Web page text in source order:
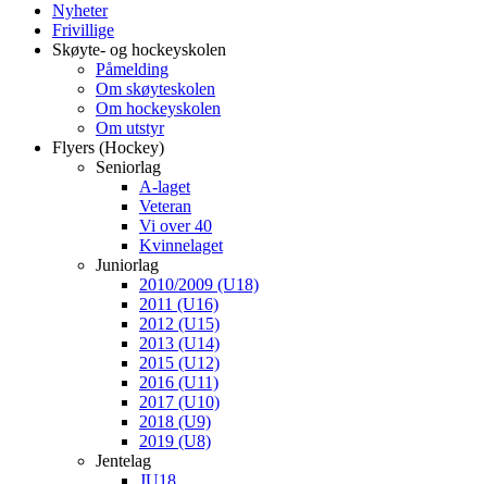
Nyheter
Frivillige
Skøyte- og hockeyskolen
Påmelding
Om skøyteskolen
Om hockeyskolen
Om utstyr
Flyers (Hockey)
Seniorlag
A-laget
Veteran
Vi over 40
Kvinnelaget
Juniorlag
2010/2009 (U18)
2011 (U16)
2012 (U15)
2013 (U14)
2015 (U12)
2016 (U11)
2017 (U10)
2018 (U9)
2019 (U8)
Jentelag
JU18